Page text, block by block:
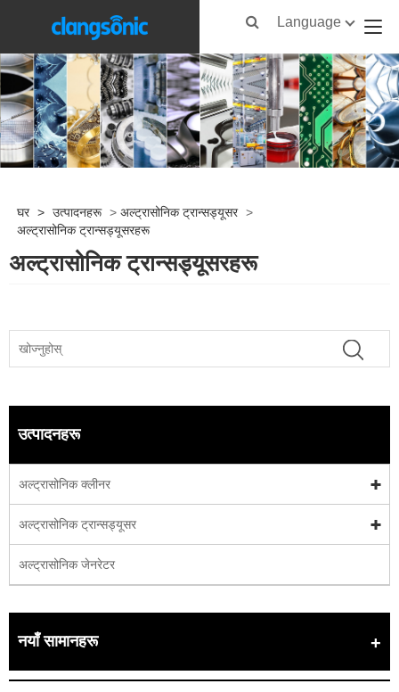
Language
घर > उत्पादनहरू > अल्ट्रासोनिक ट्रान्सड्यूसर >
अल्ट्रासोनिक ट्रान्सड्यूसरहरू
अल्ट्रासोनिक ट्रान्सड्यूसरहरू
उत्पादनहरू
अल्ट्रासोनिक क्लीनर
अल्ट्रासोनिक ट्रान्सड्यूसर
अल्ट्रासोनिक जेनरेटर
नयाँ सामानहरू